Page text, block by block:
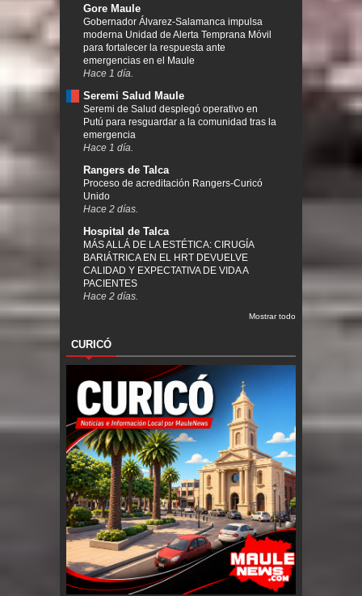
Gore Maule
Gobernador Álvarez-Salamanca impulsa
moderna Unidad de Alerta Temprana Móvil
para fortalecer la respuesta ante
emergencias en el Maule
Hace 1 día.
Seremi Salud Maule
Seremi de Salud desplegó operativo en
Putú para resguardar a la comunidad tras la
emergencia
Hace 1 día.
Rangers de Talca
Proceso de acreditación Rangers-Curicó
Unido
Hace 2 días.
Hospital de Talca
MÁS ALLÁ DE LA ESTÉTICA: CIRUGÍA
BARIÁTRICA EN EL HRT DEVUELVE
CALIDAD Y EXPECTATIVA DE VIDA A
PACIENTES
Hace 2 días.
Mostrar todo
CURICÓ